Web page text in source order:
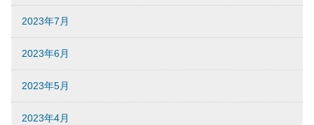
2023年7月
2023年6月
2023年5月
2023年4月